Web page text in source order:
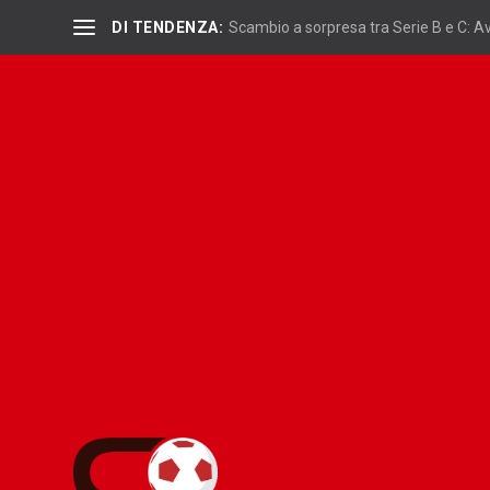
DI TENDENZA: Scambio a sorpresa tra Serie B e C: